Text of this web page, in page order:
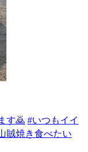
す🙇 #いつもイイ
賊焼き食べたい